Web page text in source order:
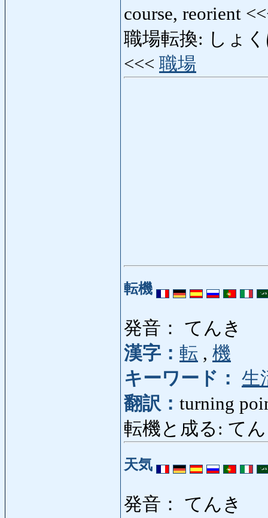
course, reorient
職場転換: しょく
<<< 職場
転機
発音： てんき
漢字： 転 , 機
キーワード： 生
翻訳： turning
転機と成る: て
天気
発音： てんき